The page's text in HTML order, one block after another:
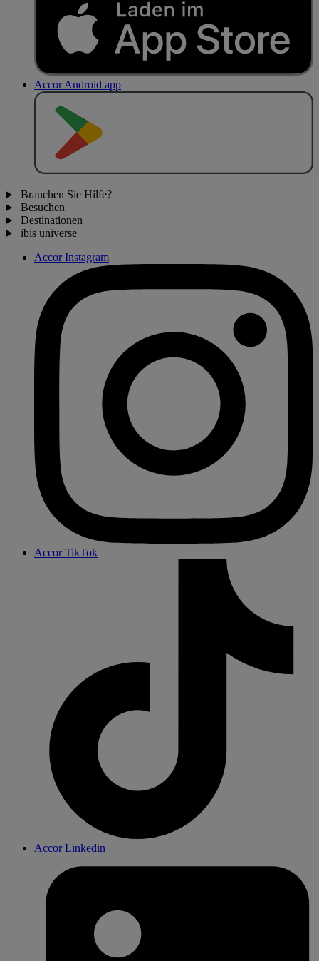
Accor Android app
Brauchen Sie Hilfe?
Besuchen
Destinationen
ibis universe
Accor Instagram
Accor TikTok
Accor Linkedin